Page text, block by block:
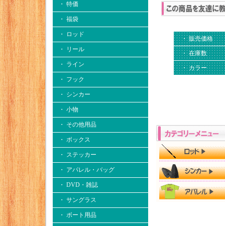
・ 特価
・ 福袋
・ ロッド
・ リール
・ ライン
・ フック
・ シンカー
・ 小物
・ その他用品
・ ボックス
・ ステッカー
・ アパレル・バッグ
・ DVD・雑誌
・ サングラス
・ ボート用品
・ 販売価格
・ 在庫数
・ カラー